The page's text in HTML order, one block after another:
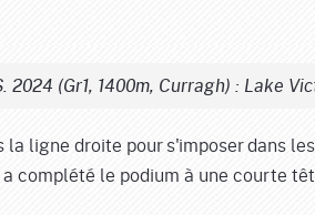
(Gr1, 1400m, Curragh) : Lake
la ligne droite pour s'imposer dans
a complété le podium à une courte